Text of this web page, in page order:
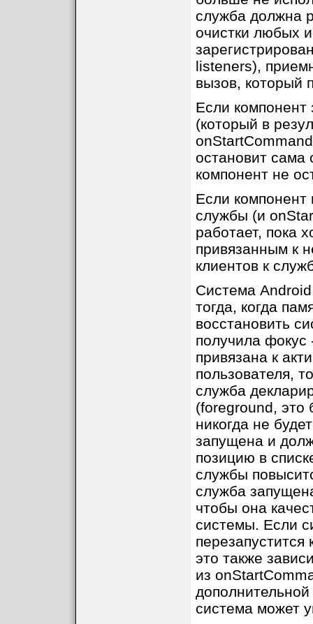
служба должна
очистки любых
listeners),
вызов, который
Если компонент
(который в
остановит сама
компонент не
Если компонент
службы (и
работает, пока
привязанным к
клиентов к
Система Android
тогда, когда
восстановить
получила фокус
привязана к
пользователя,
служба
(foreground, это
никогда не
запущена и
позицию в
службы
служба
чтобы она
системы. Если
перезапустится
это также
из
система может